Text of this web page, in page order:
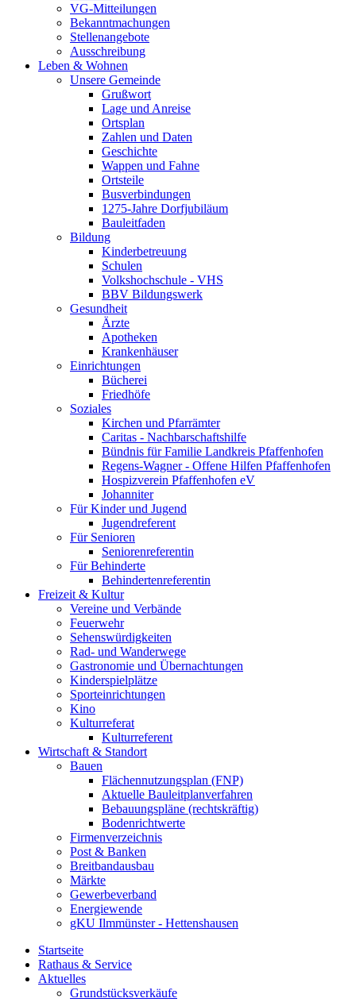
VG-Mitteilungen
Bekanntmachungen
Stellenangebote
Ausschreibung
Leben & Wohnen
Unsere Gemeinde
Grußwort
Lage und Anreise
Ortsplan
Zahlen und Daten
Geschichte
Wappen und Fahne
Ortsteile
Busverbindungen
1275-Jahre Dorfjubiläum
Bauleitfaden
Bildung
Kinderbetreuung
Schulen
Volkshochschule - VHS
BBV Bildungswerk
Gesundheit
Ärzte
Apotheken
Krankenhäuser
Einrichtungen
Bücherei
Friedhöfe
Soziales
Kirchen und Pfarrämter
Caritas - Nachbarschaftshilfe
Bündnis für Familie Landkreis Pfaffenhofen
Regens-Wagner - Offene Hilfen Pfaffenhofen
Hospizverein Pfaffenhofen eV
Johanniter
Für Kinder und Jugend
Jugendreferent
Für Senioren
Seniorenreferentin
Für Behinderte
Behindertenreferentin
Freizeit & Kultur
Vereine und Verbände
Feuerwehr
Sehenswürdigkeiten
Rad- und Wanderwege
Gastronomie und Übernachtungen
Kinderspielplätze
Sporteinrichtungen
Kino
Kulturreferat
Kulturreferent
Wirtschaft & Standort
Bauen
Flächennutzungsplan (FNP)
Aktuelle Bauleitplanverfahren
Bebauungspläne (rechtskräftig)
Bodenrichtwerte
Firmenverzeichnis
Post & Banken
Breitbandausbau
Märkte
Gewerbeverband
Energiewende
gKU Ilmmünster - Hettenshausen
Startseite
Rathaus & Service
Aktuelles
Grundstücksverkäufe